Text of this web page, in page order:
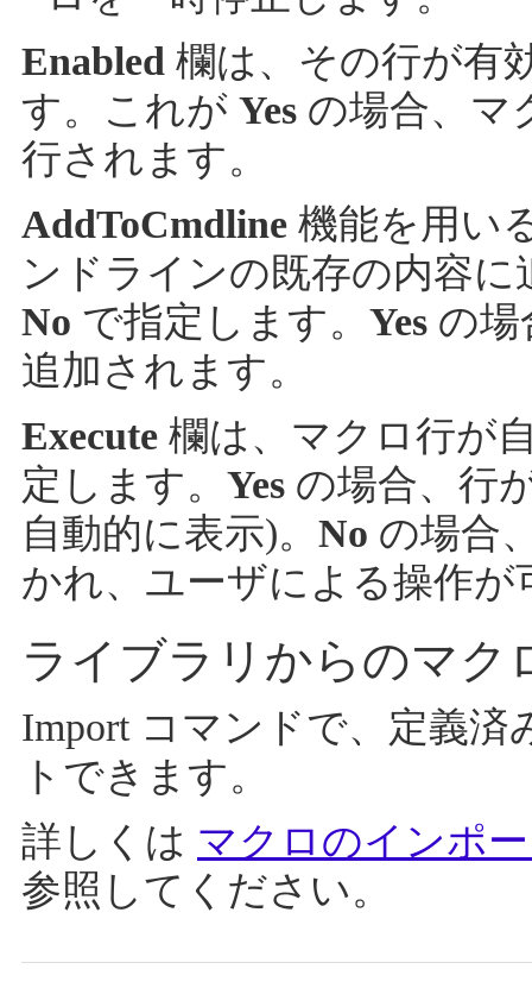
Enabled 欄は、その行が有
す。これが Yes の場合、マ
行されます。
AddToCmdline 機能を用い
ンドラインの既存の内容
No で指定します。 Yes の場
追加されます。
Execute 欄は、マクロ行が
定します。 Yes の場合、行
自動的に表示)。 No の場合
かれ、ユーザによる操作が
ライブラリからのマク
Import コマンドで、定義
トできます。
詳しくは マクロのインポ
参照してください。